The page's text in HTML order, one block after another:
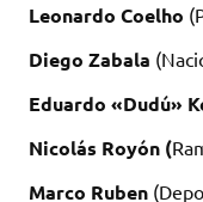
Leonardo Coelho
Diego Zabala
Eduardo «Dudú»
Nicolás Royón (
Marco Ruben